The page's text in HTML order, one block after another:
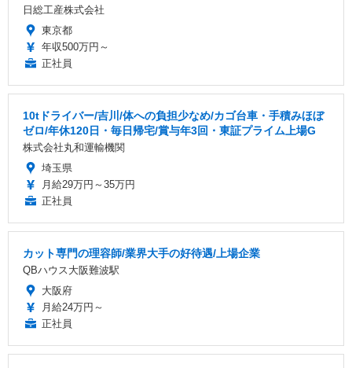
日総工産株式会社
東京都
年収500万円～
正社員
10tドライバー/吉川/体への負担少なめ/カゴ台車・手積みほぼ
ゼロ/年休120日・毎日帰宅/賞与年3回・東証プライム上場G
株式会社丸和運輸機関
埼玉県
月給29万円～35万円
正社員
カット専門の理容師/業界大手の好待遇/上場企業
QBハウス大阪難波駅
大阪府
月給24万円～
正社員